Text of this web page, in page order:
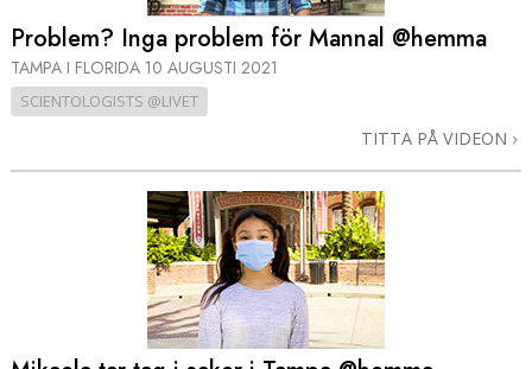
Problem? Inga problem för Mannal @hemma
TAMPA I FLORIDA 10 AUGUSTI 2021
SCIENTOLOGISTS @LIVET
TITTA PÅ VIDEON